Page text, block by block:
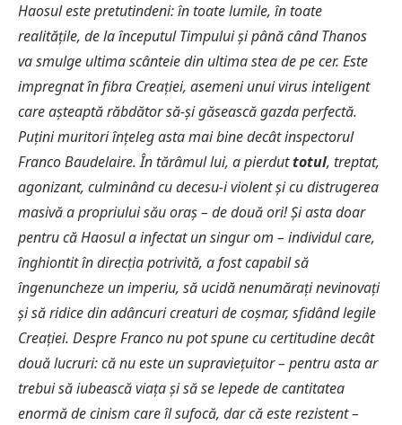
Haosul este pretutindeni: în toate lumile, în toate
realitățile, de la începutul Timpului și până când Thanos
va smulge ultima scânteie din ultima stea de pe cer. Este
impregnat în fibra Creației, asemeni unui virus inteligent
care așteaptă răbdător să-și găsească gazda perfectă.
Puțini muritori înțeleg asta mai bine decât inspectorul
Franco Baudelaire. În tărâmul lui, a pierduttotul, treptat,
agonizant, culminând cu decesu-i violent și cu distrugerea
masivă a propriului său oraș – de două ori! Și asta doar
pentru că Haosul a infectat un singur om – individul care,
înghiontit în direcția potrivită, a fost capabil să
îngenuncheze un imperiu, să ucidă nenumărați nevinovați
și să ridice din adâncuri creaturi de coșmar, sfidând legile
Creației. Despre Franco nu pot spune cu certitudine decât
două lucruri: că nu este un supraviețuitor – pentru asta ar
trebui să iubească viața și să se lepede de cantitatea
enormă de cinism care îl sufocă, dar că este rezistent –